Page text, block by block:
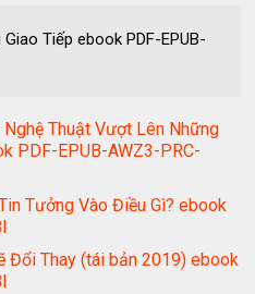
Tiếp ebook PDF-EPUB-
Thuật Vượt Lên Những
PDF-EPUB-AWZ3-PRC-
Tưởng Vào Điều Gì? ebook
Đổi Thay (tái bản 2019) ebook